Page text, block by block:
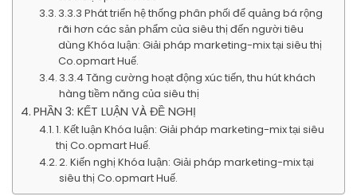
3.3.3 Phát triển hệ thống phân phối để quảng bá rộng
rãi hơn các sản phẩm của siêu thị đến người tiêu
dùng Khóa luận: Giải pháp marketing-mix tại siêu thị
Co.opmart Huế.
3.3.4 Tăng cường hoạt động xúc tiến, thu hút khách
hàng tiềm năng của siêu thị
PHẦN 3: KẾT LUẬN VÀ ĐỀ NGHỊ
1. Kết luận Khóa luận: Giải pháp marketing-mix tại siêu
thị Co.opmart Huế.
2. Kiến nghị Khóa luận: Giải pháp marketing-mix tại
siêu thị Co.opmart Huế.